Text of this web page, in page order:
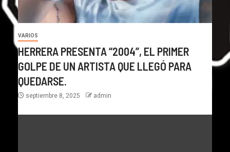
VARIOS
HERRERA PRESENTA “2004”, EL PRIMER
GOLPE DE UN ARTISTA QUE LLEGÓ PARA
QUEDARSE.
septiembre 8, 2025 admin